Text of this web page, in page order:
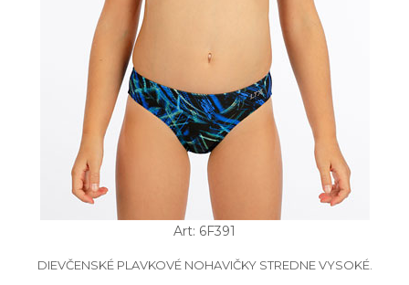
Art: 6F391
DIEVČENSKÉ PLAVKOVÉ NOHAVIČKY STREDNE VYSOKÉ.